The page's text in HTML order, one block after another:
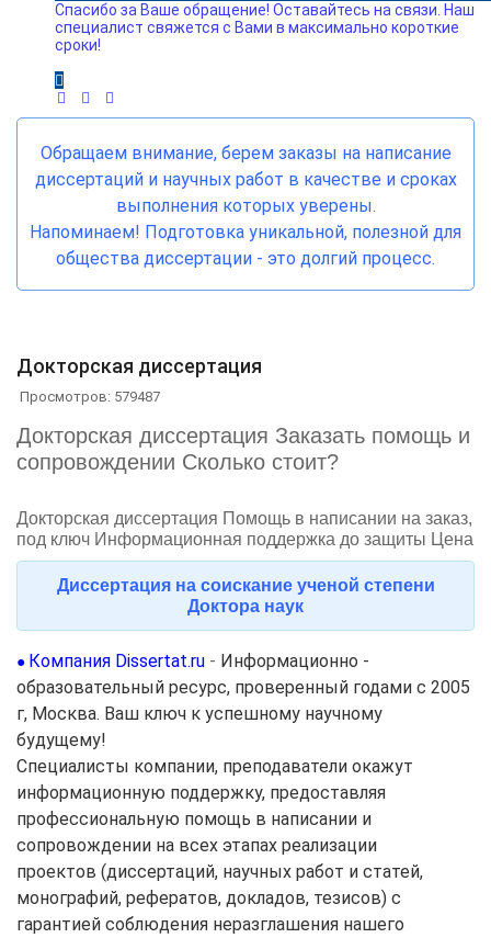
Спасибо за Ваше обращение! Оставайтесь на связи. Наш
специалист свяжется с Вами в максимально короткие
сроки!
Обращаем внимание, берем заказы на написание
диссертаций и научных работ в качестве и сроках
выполнения которых уверены.
Напоминаем! Подготовка уникальной, полезной для
общества диссертации - это долгий процесс.
Докторская диссертация
Просмотров: 579487
Докторская диссертация Заказать помощь и
сопровождении Сколько стоит?
Докторская диссертация Помощь в написании на заказ,
под ключ Информационная поддержка до защиты Цена
Диссертация на соискание ученой степени
Доктора наук
● Компания Dissertat.ru - Информационно -
образовательный ресурс, проверенный годами с 2005
г, Москва. Ваш ключ к успешному научному
будущему!
Специалисты компании, преподаватели окажут
информационную поддержку, предоставляя
профессиональную помощь в написании и
сопровождении на всех этапах реализации
проектов (диссертаций, научных работ и статей,
монографий, рефератов, докладов, тезисов) с
гарантией соблюдения неразглашения нашего